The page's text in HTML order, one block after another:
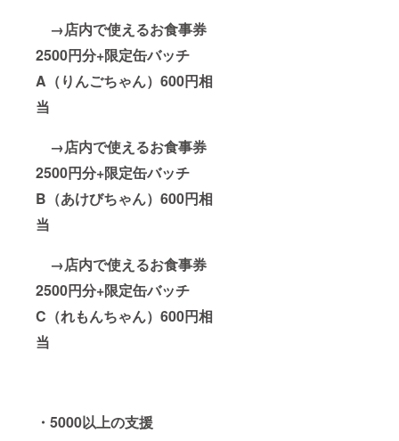
→店内で使えるお食事券
2500円分+限定缶バッチ
A（りんごちゃん）600円相
当
→店内で使えるお食事券
2500円分+限定缶バッチ
B（あけびちゃん）600円相
当
→店内で使えるお食事券
2500円分+限定缶バッチ
C（れもんちゃん）600円相
当
・5000以上の支援